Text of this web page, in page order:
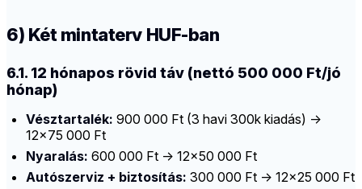
6) Két mintaterv HUF-ban
6.1. 12 hónapos rövid táv (nettó 500 000 Ft/jó
hónap)
Vésztartalék: 900 000 Ft (3 havi 300k kiadás) →
12×75 000 Ft
Nyaralás: 600 000 Ft → 12×50 000 Ft
Autószerviz + biztosítás: 300 000 Ft → 12×25 000 Ft